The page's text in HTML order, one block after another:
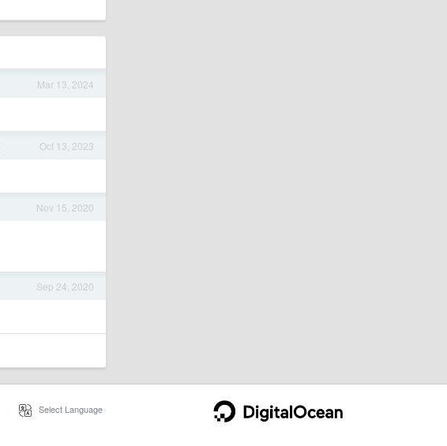
Mar 13, 2024
Oct 13, 2023
Nov 15, 2020
Sep 24, 2020
Select Language